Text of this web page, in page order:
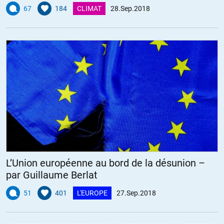
codes IFF;
Il semble d’autre part que ces S300 étaient déjà sur place
probablement ceux utilisés par les russes pour protéger le port de
Ce ne sont donc pas des versions export internationalisé en
anglais mais des systèmes 100 % russes.
Conclusion : ces systèmes seront servis par des russes, au moins
un dans chaque batterie.
De plus ces systèmes sont intégrés dans une chaine automatisée
de recueil d’informations et de décision qui détermine en fonction
de la menace le type de missile et la batterie de tir.
Pas de doctrine Begin possible dans ces conditions.
DUGUESCLIN//28.09.2018 à 09h49
67 184 CLIMAT 28.Sep.2018
L’Union européenne au bord de la désunion –
par Guillaume Berlat
51 401 L'EUROPE 27.Sep.2018